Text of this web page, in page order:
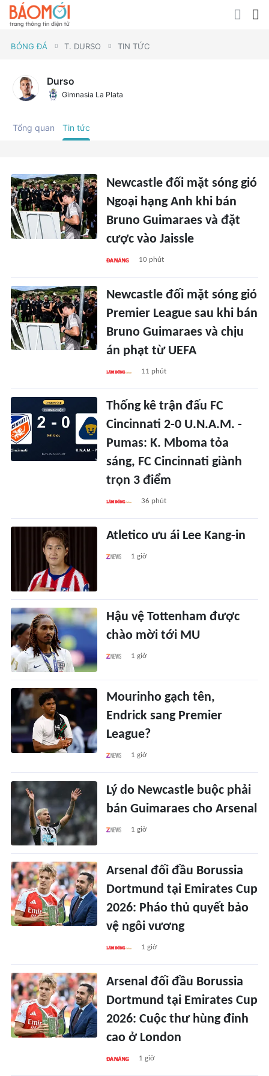
BÓNG ĐÁ T. DURSO TIN TỨC
Durso
Gimnasia La Plata
Tổng quan Tin tức
Newcastle đối mặt sóng gió
Ngoại hạng Anh khi bán
Bruno Guimaraes và đặt
cược vào Jaissle
10 phút
Newcastle đối mặt sóng gió
Premier League sau khi bán
Bruno Guimaraes và chịu
án phạt từ UEFA
11 phút
Thống kê trận đấu FC
Cincinnati 2-0 U.N.A.M. -
Pumas: K. Mboma tỏa
sáng, FC Cincinnati giành
trọn 3 điểm
36 phút
Atletico ưu ái Lee Kang-in
1 giờ
Hậu vệ Tottenham được
chào mời tới MU
1 giờ
Mourinho gạch tên,
Endrick sang Premier
League?
1 giờ
Lý do Newcastle buộc phải
bán Guimaraes cho Arsenal
1 giờ
Arsenal đối đầu Borussia
Dortmund tại Emirates Cup
2026: Pháo thủ quyết bảo
vệ ngôi vương
1 giờ
Arsenal đối đầu Borussia
Dortmund tại Emirates Cup
2026: Cuộc thư hùng đỉnh
cao ở London
1 giờ